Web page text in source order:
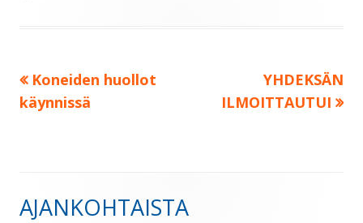
Artikkelien
selaus
Edellinen:
Koneiden huollot
käynnissä
Seuraava:
YHDEKSÄN
ILMOITTAUTUI
Sivupalkki
AJANKOHTAISTA